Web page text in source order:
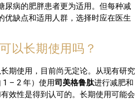
尿病的肥胖患者更为适用。但每种减
优缺点和适用人群，选择时应在医生
以长期使用吗？
期使用，目前尚无定论。从现有研究
– 2 年）使用司美格鲁肽进行减肥和
效性是得到认可的。长期使用可能会